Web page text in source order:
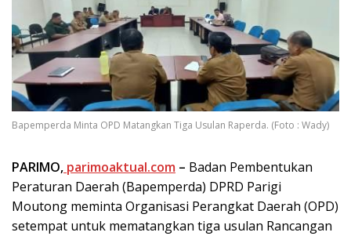
Bapemperda Minta OPD Matangkan Tiga Usulan Raperda. (Foto : Wady)
PARIMO, parimoaktual.com – Badan Pembentukan
Peraturan Daerah (Bapemperda) DPRD Parigi
Moutong meminta Organisasi Perangkat Daerah (OPD)
setempat untuk mematangkan tiga usulan Rancangan